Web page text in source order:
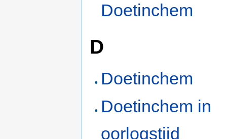
Doetinchem
D
Doetinchem
Doetinchem in
oorlogstijd